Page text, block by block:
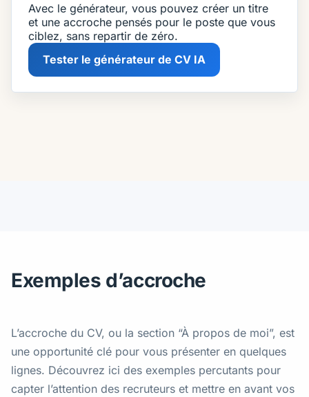
Avec le générateur, vous pouvez créer un titre
et une accroche pensés pour le poste que vous
ciblez, sans repartir de zéro.
Tester le générateur de CV IA
Exemples d’accroche
L’accroche du CV, ou la section “À propos de moi”, est
une opportunité clé pour vous présenter en quelques
lignes. Découvrez ici des exemples percutants pour
capter l’attention des recruteurs et mettre en avant vos